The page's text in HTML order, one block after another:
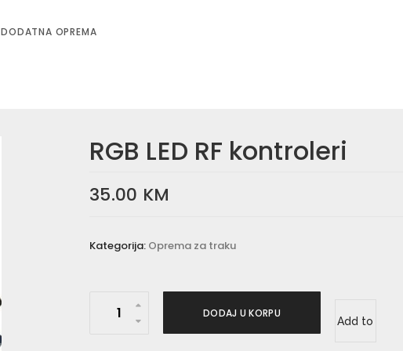
DODATNA OPREMA
RGB LED RF kontroleri
35.00 KM
Kategorija: Oprema za traku
DODAJ U KORPU
Add to